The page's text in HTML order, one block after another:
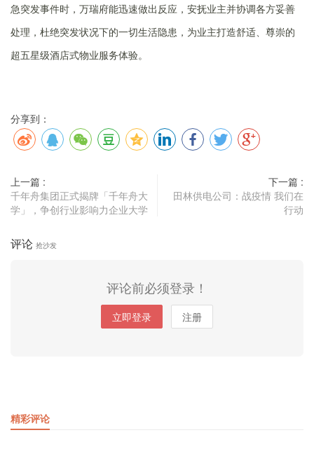
急突发事件时，万瑞府能迅速做出反应，安抚业主并协调各方妥善
处理，杜绝突发状况下的一切生活隐患，为业主打造舒适、尊崇的
超五星级酒店式物业服务体验。
分享到：
上一篇 :
千年舟集团正式揭牌「千年舟大
学」，争创行业影响力企业大学
下一篇 :
田林供电公司：战疫情 我们在
行动
评论 抢沙发
评论前必须登录！
立即登录 注册
精彩评论